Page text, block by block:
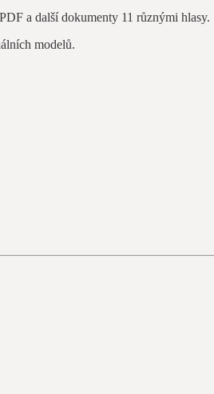
a další dokumenty 11 různými hlasy.
modelů.